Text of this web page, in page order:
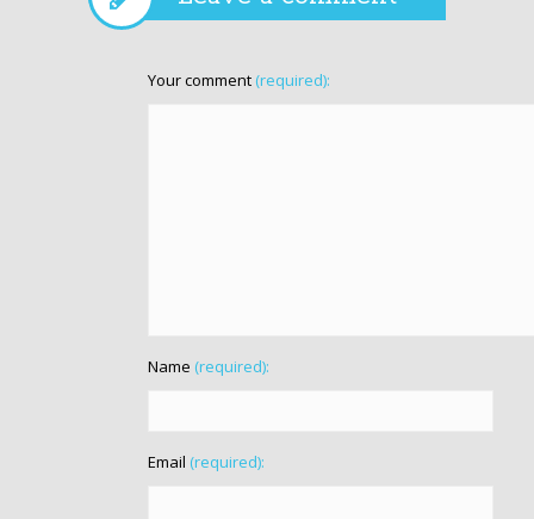
Your comment (required):
Name (required):
Email (required):